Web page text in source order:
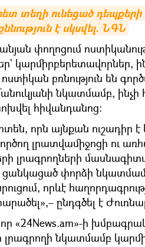
տեղի ունեցած դեպքերի
է սկսվել. ՆԳՆ
փողոցում
կարմիրբերետավորներ,
բռնություն են
նկատմամբ,
հիվանդանոց։
որն այնքան ուշադիր
լրատվամիջոցի ու
լրագրողների
ցանկացած փորձի
որևէ
ընդգծել է
որ «24News.am»-ի
լրագրողի նկատմամբ